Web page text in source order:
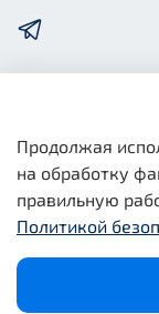
Общая
Юридическая
Продолжая
на обработку
правильную
Политикой